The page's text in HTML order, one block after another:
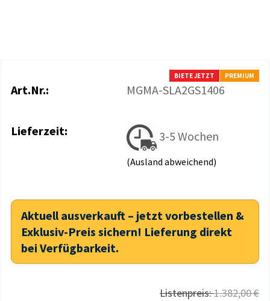
BIETE JETZT PREMIUM
Art.Nr.: MGMA-SLA2GS1406
Lieferzeit: 3-5 Wochen
(Ausland abweichend)
Aktuell ausverkauft – jetzt vorbestellen &
Exklusiv-Preis sichern! Lieferung direkt
bei Verfügbarkeit.
Listenpreis:1.382,00 €